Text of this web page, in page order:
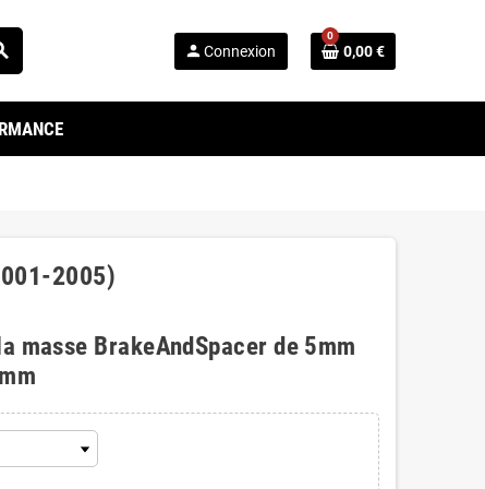
person Connexion
0
0,00 €
2005)
masse BrakeAndSpacer de 5mm